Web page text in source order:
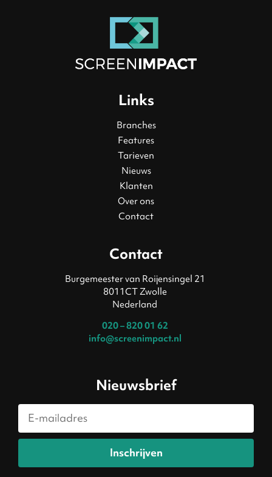
Links
Branches
Features
Tarieven
Nieuws
Klanten
Over ons
Contact
Contact
Burgemeester van Roijensingel 21
8011CT Zwolle
Nederland
020 – 820 01 62
info@screenimpact.nl
Nieuwsbrief
Inschrijven